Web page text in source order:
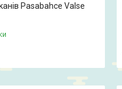
Pasabahce Valse